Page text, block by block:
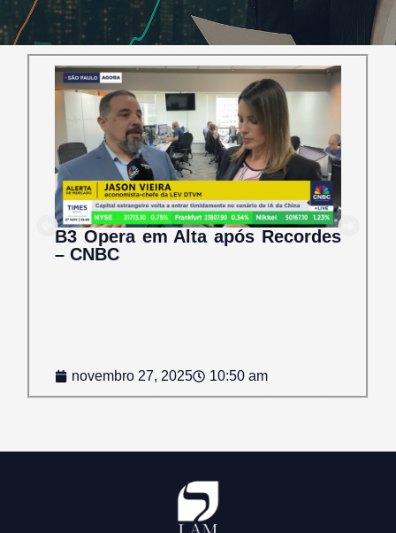
B3 Opera em Alta após Recordes
– CNBC
novembro 27, 2025 10:50 am